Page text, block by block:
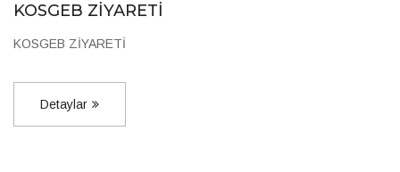
KOSGEB ZİYARETİ
KOSGEB ZİYARETİ
Detaylar